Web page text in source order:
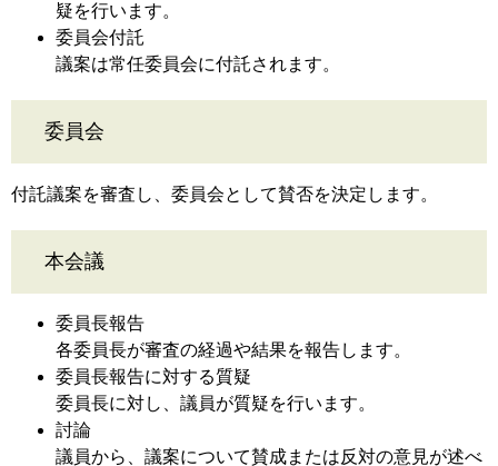
疑を行います。
委員会付託
議案は常任委員会に付託されます。
委員会
付託議案を審査し、委員会として賛否を決定します。
本会議
委員長報告
各委員長が審査の経過や結果を報告します。
委員長報告に対する質疑
委員長に対し、議員が質疑を行います。
討論
議員から、議案について賛成または反対の意見が述べ